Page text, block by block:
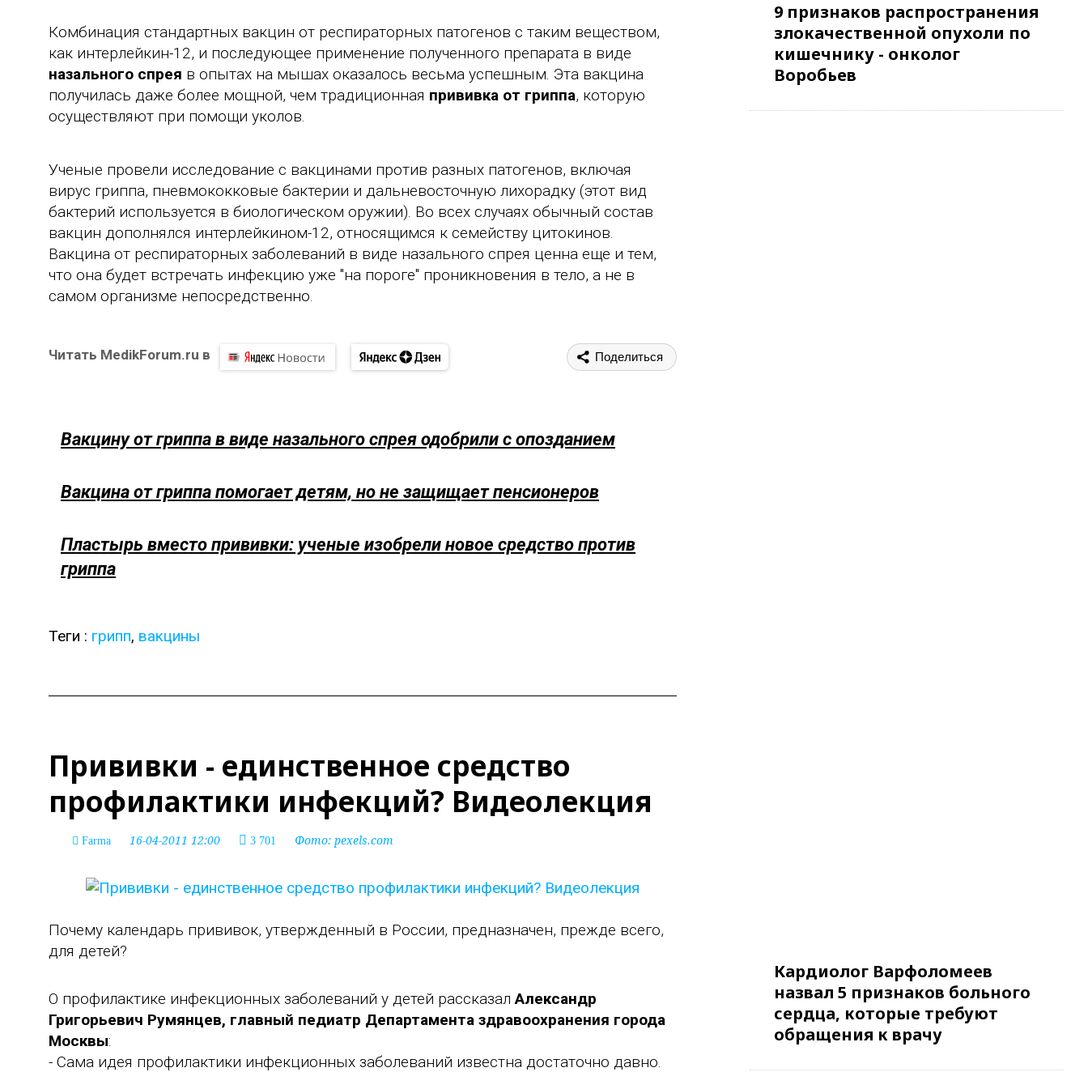
Комбинация стандартных вакцин от респираторных патогенов с таким веществом,
как интерлейкин-12, и последующее применение полученного препарата в виде
назального спрея в опытах на мышах оказалось весьма успешным. Эта вакцина
получилась даже более мощной, чем традиционная прививка от гриппа, которую
осуществляют при помощи уколов.
Ученые провели исследование с вакцинами против разных патогенов, включая
вирус гриппа, пневмококковые бактерии и дальневосточную лихорадку (этот вид
бактерий используется в биологическом оружии). Во всех случаях обычный состав
вакцин дополнялся интерлейкином-12, относящимся к семейству цитокинов.
Вакцина от респираторных заболеваний в виде назального спрея ценна еще и тем,
что она будет встречать инфекцию уже "на пороге" проникновения в тело, а не в
самом организме непосредственно.
Читать MedikForum.ru в Поделиться
Вакцину от гриппа в виде назального спрея одобрили с опозданием
Вакцина от гриппа помогает детям, но не защищает пенсионеров
Пластырь вместо прививки: ученые изобрели новое средство против
гриппа
Теги : грипп, вакцины
9 признаков распространения
злокачественной опухоли по
кишечнику - онколог
Воробьев
Прививки - единственное средство
профилактики инфекций? Видеолекция
Farma 16-04-2011 12:00 3 701 Фото: pexels.com
Почему календарь прививок, утвержденный в России, предназначен, прежде всего,
для детей?
О профилактике инфекционных заболеваний у детей рассказалАлександр
Григорьевич Румянцев, главный педиатр Департамента здравоохранения города
Москвы:
- Сама идея профилактики инфекционных заболеваний известна достаточно давно.
Кардиолог Варфоломеев
назвал 5 признаков больного
сердца, которые требуют
обращения к врачу